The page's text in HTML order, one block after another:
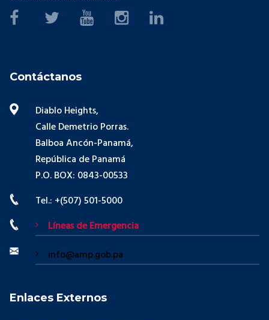
Contáctanos
Diablo Heights,
Calle Demetrio Porras.
Balboa Ancón-Panamá,
República de Panamá
P.O. BOX: 0843-00533
Tel.: +(507) 501-5000
Líneas de Emergencia
info@amp.gob.pa
Enlaces Externos